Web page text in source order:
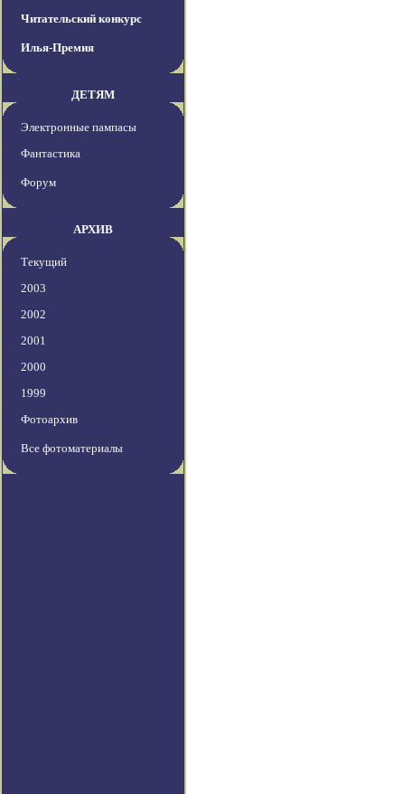
Читательский конкурс
Илья-Премия
ДЕТЯМ
Электронные пампасы
Фантастика
Форум
АРХИВ
Текущий
2003
2002
2001
2000
1999
Фотоархив
Все фотоматериалы